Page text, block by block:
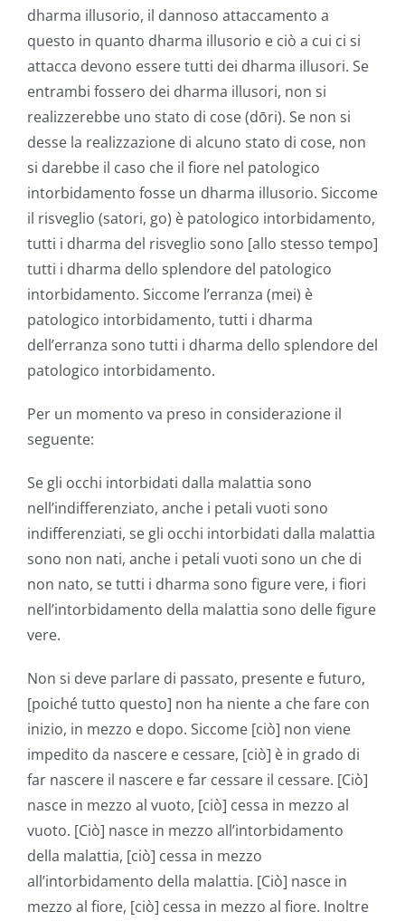
dharma illusorio, il dannoso attaccamento a
questo in quanto dharma illusorio e ciò a cui ci si
attacca devono essere tutti dei dharma illusori. Se
entrambi fossero dei dharma illusori, non si
realizzerebbe uno stato di cose (dōri). Se non si
desse la realizzazione di alcuno stato di cose, non
si darebbe il caso che il fiore nel patologico
intorbidamento fosse un dharma illusorio. Siccome
il risveglio (satori, go) è patologico intorbidamento,
tutti i dharma del risveglio sono [allo stesso tempo]
tutti i dharma dello splendore del patologico
intorbidamento. Siccome l’erranza (mei) è
patologico intorbidamento, tutti i dharma
dell’erranza sono tutti i dharma dello splendore del
patologico intorbidamento.
Per un momento va preso in considerazione il
seguente:
Se gli occhi intorbidati dalla malattia sono
nell’indifferenziato, anche i petali vuoti sono
indifferenziati, se gli occhi intorbidati dalla malattia
sono non nati, anche i petali vuoti sono un che di
non nato, se tutti i dharma sono figure vere, i fiori
nell’intorbidamento della malattia sono delle figure
vere.
Non si deve parlare di passato, presente e futuro,
[poiché tutto questo] non ha niente a che fare con
inizio, in mezzo e dopo. Siccome [ciò] non viene
impedito da nascere e cessare, [ciò] è in grado di
far nascere il nascere e far cessare il cessare. [Ciò]
nasce in mezzo al vuoto, [ciò] cessa in mezzo al
vuoto. [Ciò] nasce in mezzo all’intorbidamento
della malattia, [ciò] cessa in mezzo
all’intorbidamento della malattia. [Ciò] nasce in
mezzo al fiore, [ciò] cessa in mezzo al fiore. Inoltre